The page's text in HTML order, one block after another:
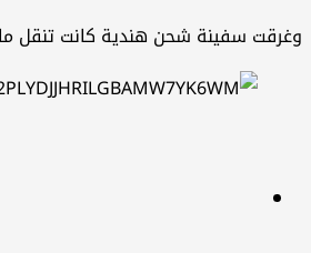
وغرقت سفينة شحن ​هندية كانت تنقل